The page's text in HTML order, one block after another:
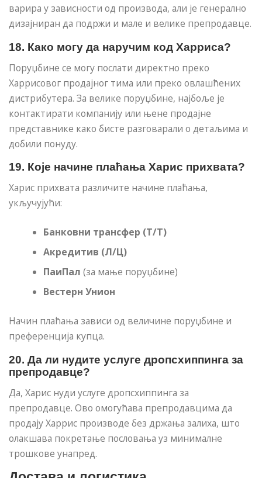
варира у зависности од производа, али је генерално
дизајниран да подржи и мале и велике препродавце.
18. Како могу да наручим код Харриса?
Поруџбине се могу послати директно преко
Харрисовог продајног тима или преко овлашћених
дистрибутера. За велике поруџбине, најбоље је
контактирати компанију или њене продајне
представнике како бисте разговарали о детаљима и
добили понуду.
19. Које начине плаћања Харис прихвата?
Харис прихвата различите начине плаћања,
укључујући:
Банковни трансфер (Т/Т)
Акредитив (Л/Ц)
ПаиПал (за мање поруџбине)
Вестерн Унион
Начин плаћања зависи од величине поруџбине и
преференција купца.
20. Да ли нудите услуге дропсхиппинга за
препродавце?
Да, Харис нуди услуге дропсхиппинга за
препродавце. Ово омогућава препродавцима да
продају Харрис производе без држања залиха, што
олакшава покретање пословања уз минималне
трошкове унапред.